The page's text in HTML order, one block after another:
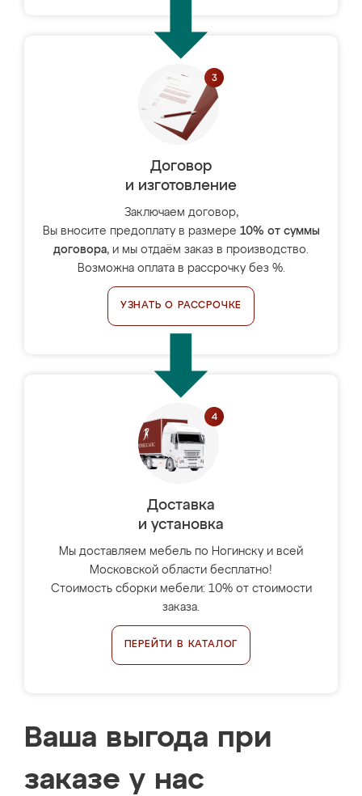
Договор
и изготовление
Заключаем договор,
Вы вносите предоплату в размере 10% от суммы
договора, и мы отдаём заказ в производство.
Возможна оплата в рассрочку без %.
УЗНАТЬ О РАССРОЧКЕ
Доставка
и установка
Мы доставляем мебель по Ногинску и всей
Московской области бесплатно!
Стоимость сборки мебели: 10% от стоимости
заказа.
ПЕРЕЙТИ В КАТАЛОГ
Ваша выгода при
заказе у нас